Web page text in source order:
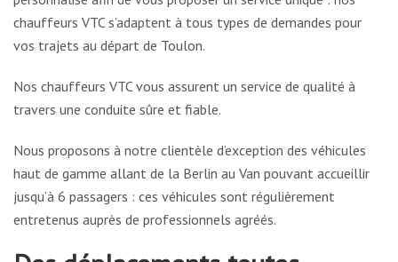
chauffeurs VTC s’adaptent à tous types de demandes pour
vos trajets au départ de Toulon.
Nos chauffeurs VTC vous assurent un service de qualité à
travers une conduite sûre et fiable.
Nous proposons à notre clientèle d’exception des véhicules
haut de gamme allant de la Berlin au Van pouvant accueillir
jusqu’à 6 passagers : ces véhicules sont régulièrement
entretenus auprès de professionnels agréés.